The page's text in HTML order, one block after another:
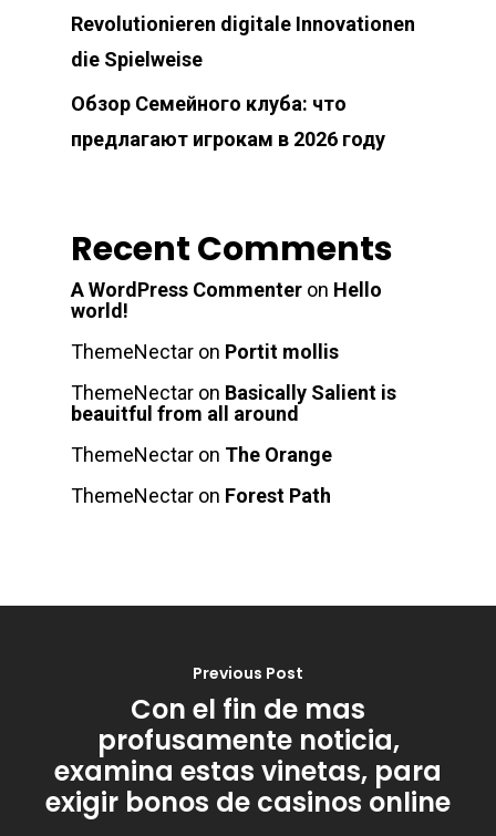
Revolutionieren digitale Innovationen
die Spielweise
Обзор Семейного клуба: что
предлагают игрокам в 2026 году
Recent Comments
A WordPress Commenter on Hello
world!
ThemeNectar on Portit mollis
ThemeNectar on Basically Salient is
beauitful from all around
ThemeNectar on The Orange
ThemeNectar on Forest Path
Previous Post
Con el fin de mas
profusamente noticia,
examina estas vinetas, para
exigir bonos de casinos online